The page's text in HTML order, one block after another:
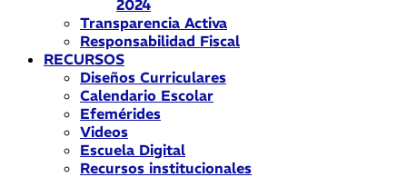
2024
Transparencia Activa
Responsabilidad Fiscal
RECURSOS
Diseños Curriculares
Calendario Escolar
Efemérides
Videos
Escuela Digital
Recursos institucionales